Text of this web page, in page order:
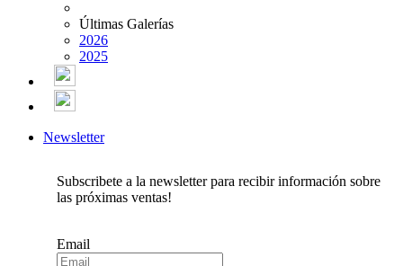
Últimas Galerías
2026
2025
Newsletter
Subscribete a la newsletter para recibir información sobre
las próximas ventas!
Email